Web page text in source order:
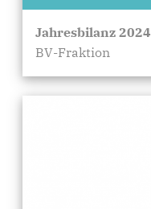
Jahresbilanz 2024
BV-Fraktion